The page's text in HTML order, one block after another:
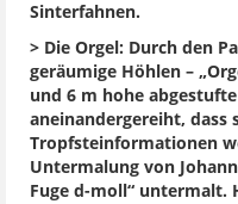
Sinterfahnen.
> Die Orgel: Durch den
geräumige Höhlen –
und 6 m hohe
aneinandergereiht, dass
Tropfsteinformationen
Untermalung von
Fuge d-moll“ untermalt.